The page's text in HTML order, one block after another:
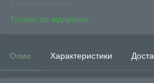
Готово до відправки
Опис Характеристики